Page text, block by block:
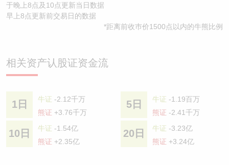
于晚上8点及10点更新当日数据
早上8点更新前交易日的数据
*距离前收巿价1500点以内的牛熊比例
相关资产认股证资金流
1日 牛证 -2.12千万
熊证 +3.76千万
5日 牛证 -1.19百万
熊证 -2.41千万
10日 牛证 -1.54亿
熊证 +2.35亿
20日 牛证 -3.23亿
熊证 +3.24亿